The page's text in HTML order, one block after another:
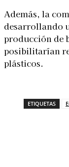
Además, la
desarrollando
producción de
posibilitarían
plásticos.
ETIQUETAS